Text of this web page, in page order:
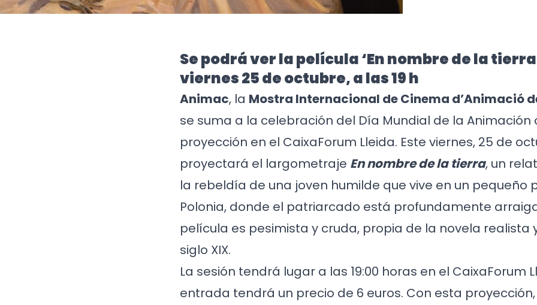
Se podrá ver la película ‘En nombre de la
viernes 25 de octubre, a las 19 h
Animac, la Mostra Internacional de Cinema d’Animació
se suma a la celebración del Día Mundial de la Animación
proyección en el CaixaForum Lleida. Este viernes, 25 de
proyectará el largometraje En nombre de la tierra, un
la rebeldía de una joven humilde que vive en un pequeño
Polonia, donde el patriarcado está profundamente
película es pesimista y cruda, propia de la novela realista
siglo XIX.
La sesión tendrá lugar a las 19:00 horas en el CaixaForum
entrada tendrá un precio de 6 euros. Con esta